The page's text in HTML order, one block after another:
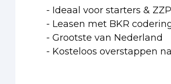
- Ideaal voor starters &
- Leasen met BKR
- Grootste van Nederland
- Kosteloos overstappen